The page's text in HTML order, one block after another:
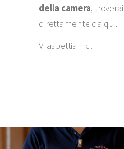
della camera,
direttamente da qui.
Vi aspettiamo!